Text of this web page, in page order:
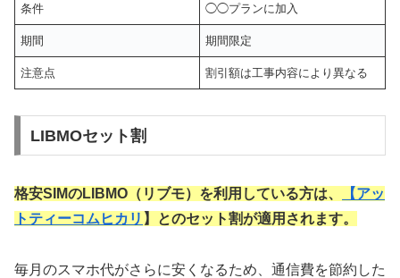
条件 ◯◯プランに加入
期間 期間限定
注意点 割引額は工事内容により異なる
LIBMOセット割
格安SIMのLIBMO（リブモ）を利用している方は、 【アッ
トティーコムヒカリ 】とのセット割が適用されます。
毎月のスマホ代がさらに安くなるため、通信費を節約した